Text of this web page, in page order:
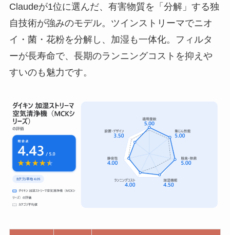
Claudeが1位に選んだ、有害物質を「分解」する独
自技術が強みのモデル。ツインストリーマでニオ
イ・菌・花粉を分解し、加湿も一体化。フィルタ
ーが長寿命で、長期のランニングコストを抑えや
すいのも魅力です。